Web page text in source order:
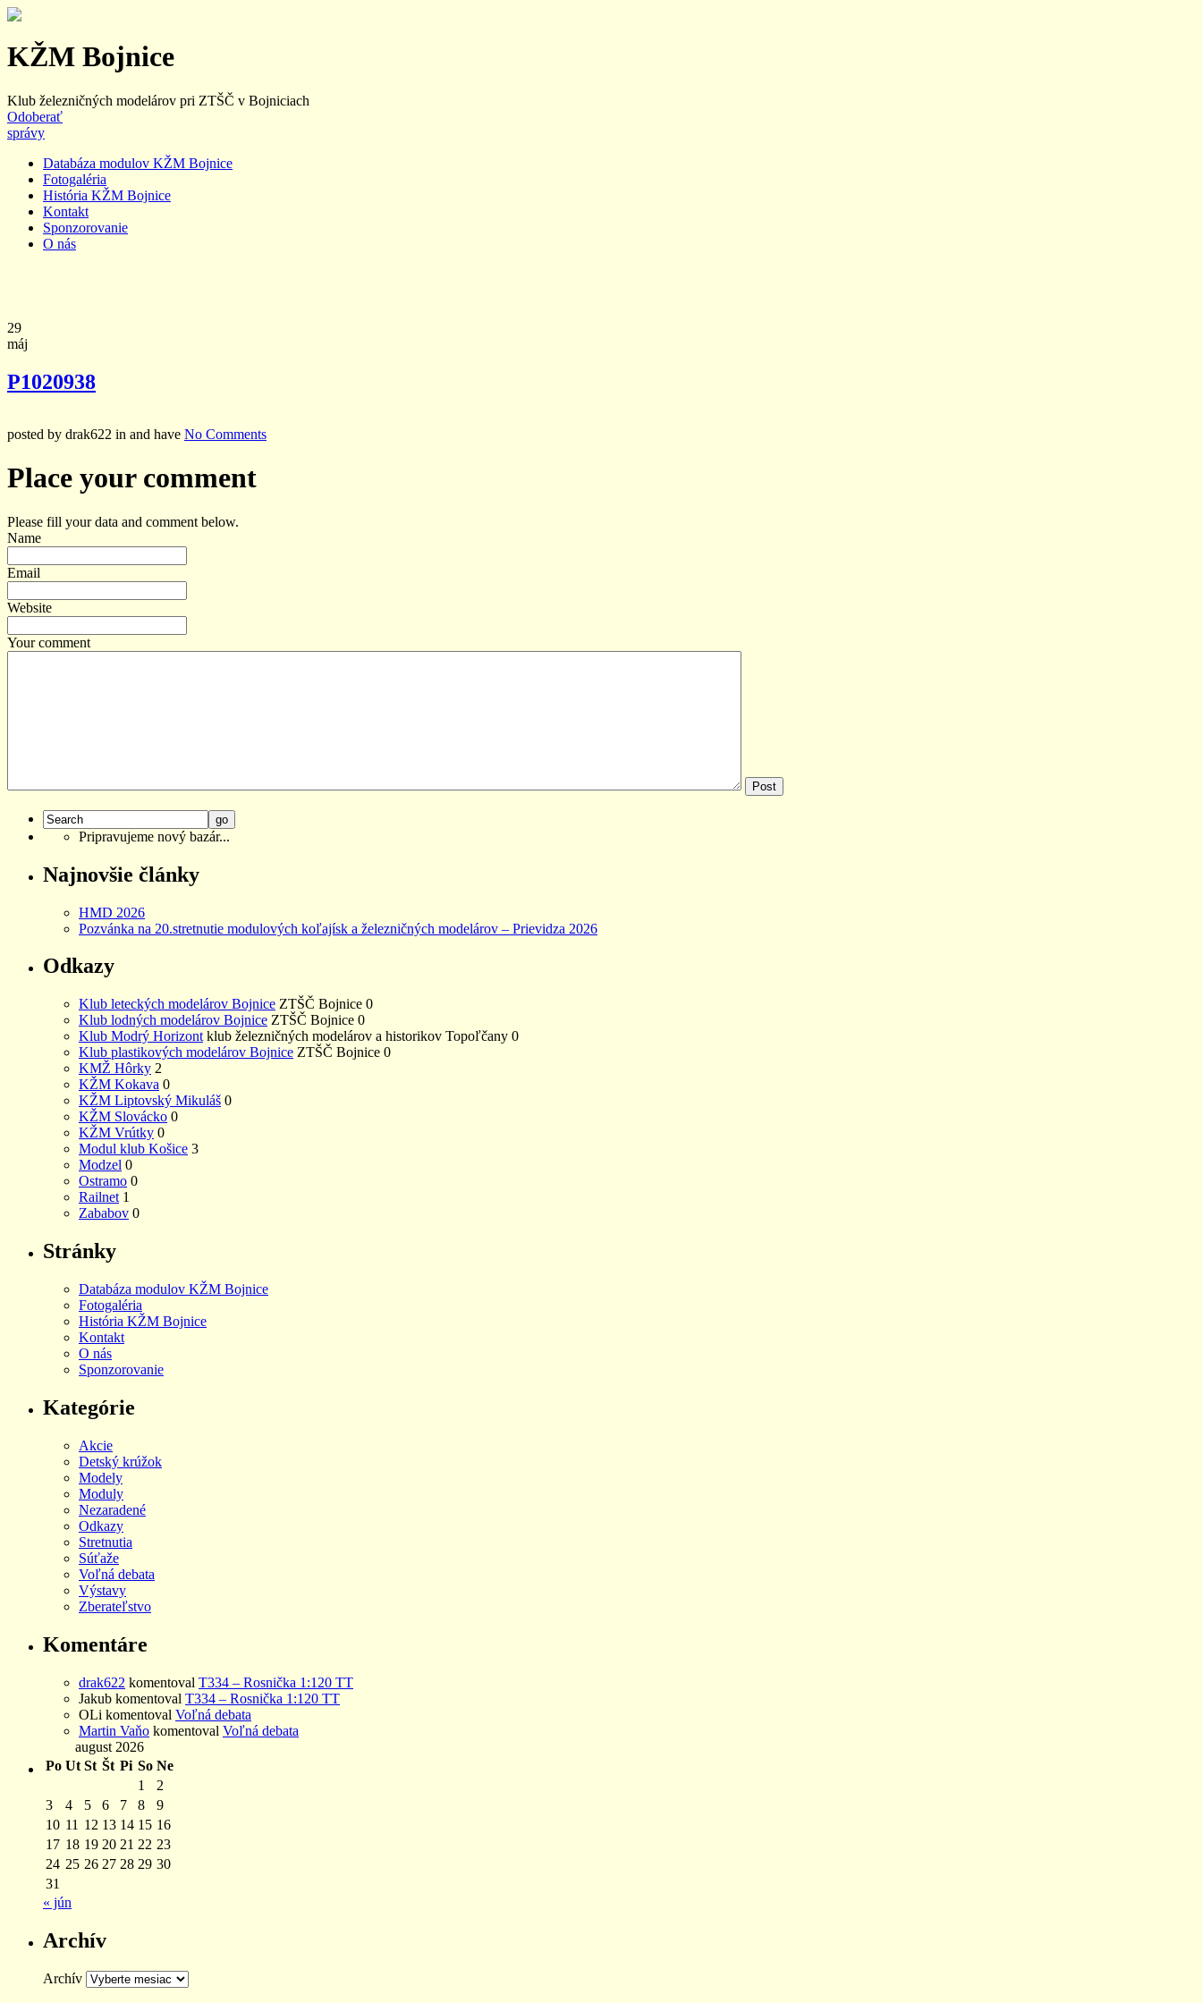
KŽM Bojnice
Klub železničných modelárov pri ZTŠČ v Bojniciach
Odoberať
správy
Databáza modulov KŽM Bojnice
Fotogaléria
História KŽM Bojnice
Kontakt
Sponzorovanie
O nás
29
máj
P1020938
posted by drak622 in and have No Comments
Place your comment
Please fill your data and comment below.
Name
Email
Website
Your comment
Pripravujeme nový bazár...
Najnovšie články
HMD 2026
Pozvánka na 20.stretnutie modulových koľajísk a železničných modelárov – Prievidza 2026
Odkazy
Klub leteckých modelárov Bojnice ZTŠČ Bojnice 0
Klub lodných modelárov Bojnice ZTŠČ Bojnice 0
Klub Modrý Horizont klub železničných modelárov a historikov Topoľčany 0
Klub plastikových modelárov Bojnice ZTŠČ Bojnice 0
KMŽ Hôrky 2
KŽM Kokava 0
KŽM Liptovský Mikuláš 0
KŽM Slovácko 0
KŽM Vrútky 0
Modul klub Košice 3
Modzel 0
Ostramo 0
Railnet 1
Zababov 0
Stránky
Databáza modulov KŽM Bojnice
Fotogaléria
História KŽM Bojnice
Kontakt
O nás
Sponzorovanie
Kategórie
Akcie
Detský krúžok
Modely
Moduly
Nezaradené
Odkazy
Stretnutia
Súťaže
Voľná debata
Výstavy
Zberateľstvo
Komentáre
drak622 komentoval T334 – Rosnička 1:120 TT
Jakub komentoval T334 – Rosnička 1:120 TT
OLi komentoval Voľná debata
Martin Vaňo komentoval Voľná debata
august 2026
Po Ut St Št Pi So Ne
1
2
3
4 5 6 7 8
9
10 11 12 13 14 15 16
17 18 19 20 21 22 23
24 25 26 27 28 29 30
31
« jún
Archív
Archív